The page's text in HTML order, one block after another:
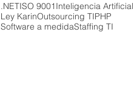
.NETISO 9001Inteligencia Artificial
Ley KarinOutsourcing TIPHP
Software a medidaStaffing TI